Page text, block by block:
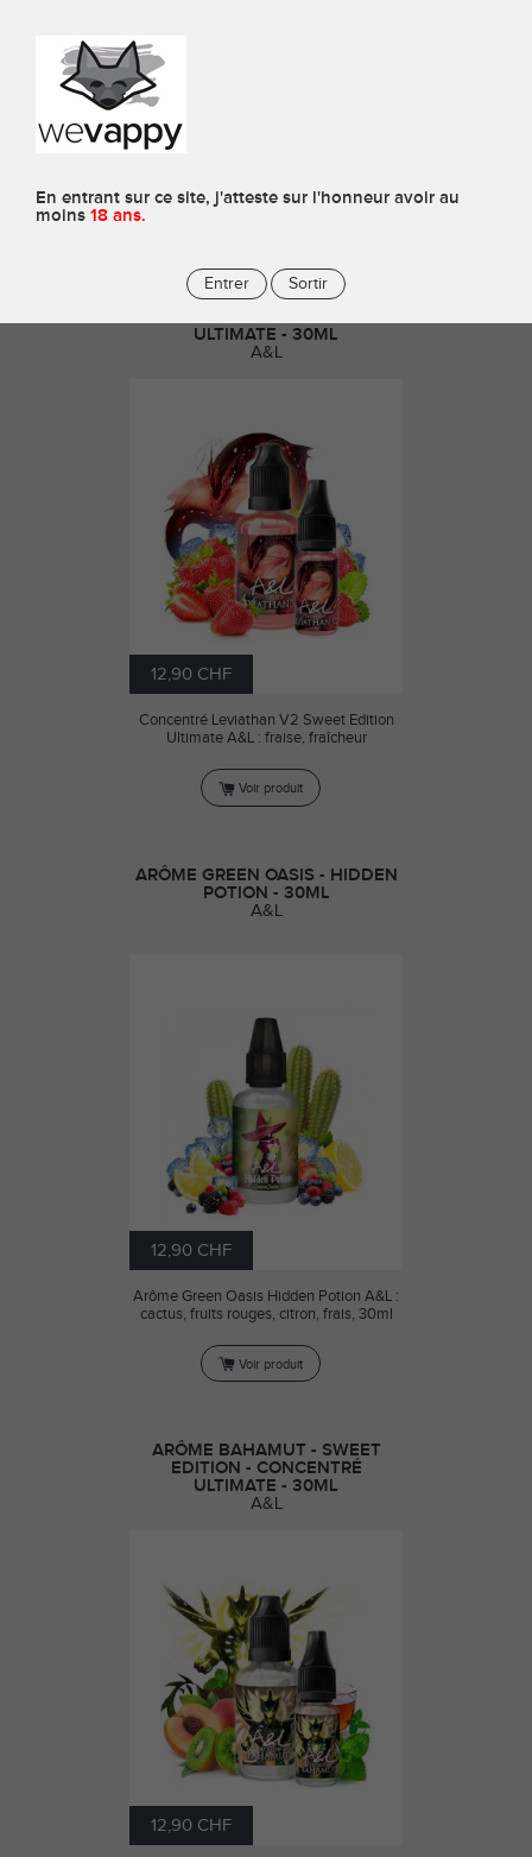
En entrant sur ce site, j'atteste sur l'honneur avoir au
moins 18 ans.
Entrer Sortir
Arômes
ARÔME LEVIATHAN V2 - SWEET
ULTIMATE - 30ML
A&L
12,90 CHF
Concentré Leviathan V2 Sweet Edition
Ultimate A&L : fraise, fraîcheur
Voir produit
ARÔME GREEN OASIS - HIDDEN
POTION - 30ML
A&L
12,90 CHF
Arôme Green Oasis Hidden Potion A&L :
cactus, fruits rouges, citron, frais, 30ml
Voir produit
ARÔME BAHAMUT - SWEET
EDITION - CONCENTRÉ
ULTIMATE - 30ML
A&L
12,90 CHF